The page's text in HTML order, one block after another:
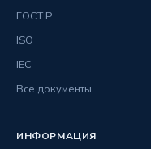
ГОСТ Р
ISO
IEC
Все документы
ИНФОРМАЦИЯ